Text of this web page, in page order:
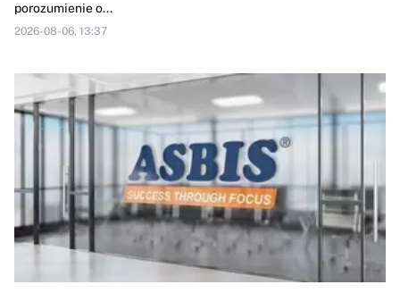
porozumienie o...
2026-08-06, 13:37